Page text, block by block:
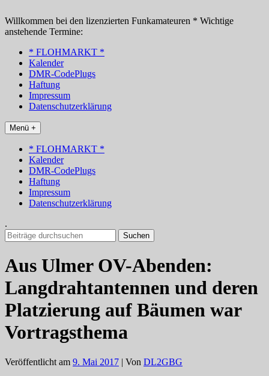
Inhalt
springen
Willkommen bei den lizenzierten Funkamateuren * Wichtige
anstehende Termine:
* FLOHMARKT *
Kalender
DMR-CodePlugs
Haftung
Impressum
Datenschutzerklärung
Menü +
* FLOHMARKT *
Kalender
DMR-CodePlugs
Haftung
Impressum
Datenschutzerklärung
.
Suchen
nach:
Aus Ulmer OV-Abenden:
Langdrahtantennen und deren
Platzierung auf Bäumen war
Vortragsthema
Veröffentlicht am 9. Mai 2017 | Von DL2GBG